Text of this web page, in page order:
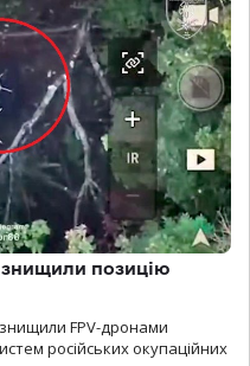
позицію
знищили FPV-дронами
російських окупаційних